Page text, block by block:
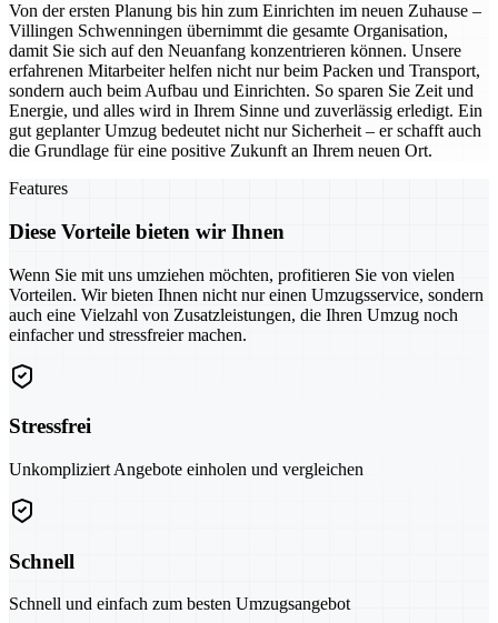
Von der ersten Planung bis hin zum Einrichten im neuen Zuhause –
Villingen Schwenningen übernimmt die gesamte Organisation,
damit Sie sich auf den Neuanfang konzentrieren können. Unsere
erfahrenen Mitarbeiter helfen nicht nur beim Packen und Transport,
sondern auch beim Aufbau und Einrichten. So sparen Sie Zeit und
Energie, und alles wird in Ihrem Sinne und zuverlässig erledigt. Ein
gut geplanter Umzug bedeutet nicht nur Sicherheit – er schafft auch
die Grundlage für eine positive Zukunft an Ihrem neuen Ort.
Features
Diese Vorteile bieten wir Ihnen
Wenn Sie mit uns umziehen möchten, profitieren Sie von vielen
Vorteilen. Wir bieten Ihnen nicht nur einen Umzugsservice, sondern
auch eine Vielzahl von Zusatzleistungen, die Ihren Umzug noch
einfacher und stressfreier machen.
Stressfrei
Unkompliziert Angebote einholen und vergleichen
Schnell
Schnell und einfach zum besten Umzugsangebot